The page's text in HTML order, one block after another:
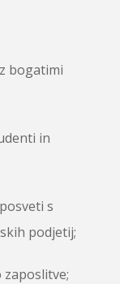
bogatimi
in
s
podjetij;